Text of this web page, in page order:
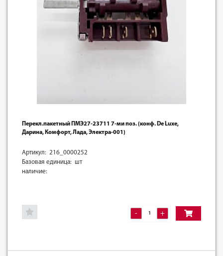
Перекл.пакетный ПМЭ27-23711 7-ми поз. (конф. De Luxe,
Дарина, Комфорт, Лада, Электра-001)
Артикул: 216_0000252
Базовая единица: шт
наличие:
- +